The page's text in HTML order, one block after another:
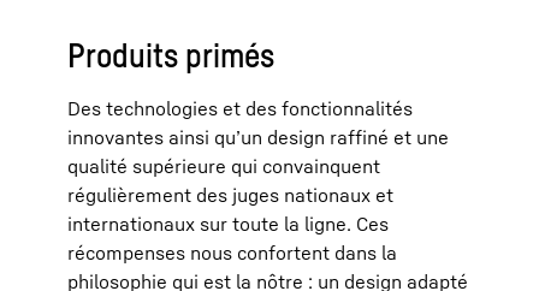
Produits primés
Des technologies et des fonctionnalités
innovantes ainsi qu’un design raffiné et une
qualité supérieure qui convainquent
régulièrement des juges nationaux et
internationaux sur toute la ligne. Ces
récompenses nous confortent dans la
philosophie qui est la nôtre : un design adapté